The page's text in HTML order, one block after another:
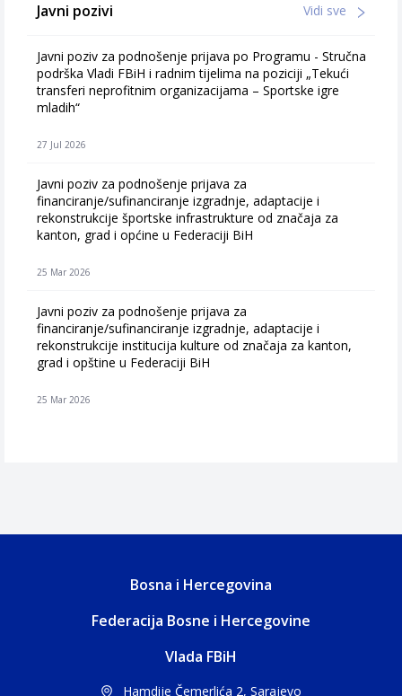
Javni pozivi Vidi sve
Javni poziv za podnošenje prijava po Programu - Stručna
podrška Vladi FBiH i radnim tijelima na poziciji „Tekući
transferi neprofitnim organizacijama – Sportske igre
mladih“
27 Jul 2026
Javni poziv za podnošenje prijava za
financiranje/sufinanciranje izgradnje, adaptacije i
rekonstrukcije športske infrastrukture od značaja za
kanton, grad i općine u Federaciji BiH
25 Mar 2026
Javni poziv za podnošenje prijava za
financiranje/sufinanciranje izgradnje, adaptacije i
rekonstrukcije institucija kulture od značaja za kanton,
grad i opštine u Federaciji BiH
25 Mar 2026
Bosna i Hercegovina
Federacija Bosne i Hercegovine
Vlada FBiH
Hamdije Čemerlića 2, Sarajevo